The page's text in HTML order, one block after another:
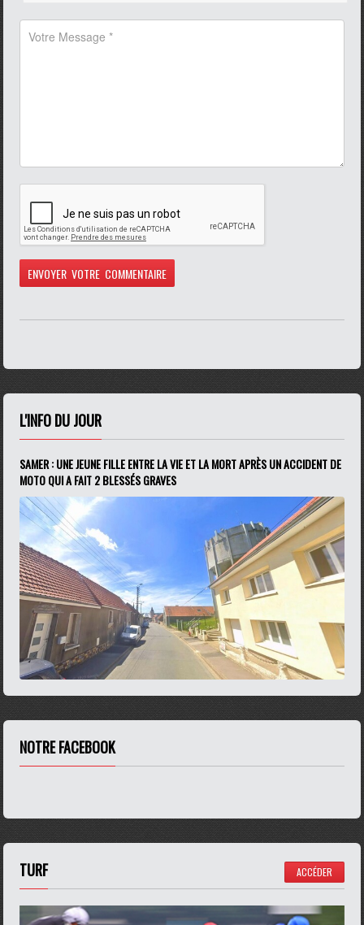
L'INFO DU JOUR
SAMER : UNE JEUNE FILLE ENTRE LA VIE ET LA MORT APRÈS UN ACCIDENT DE
MOTO QUI A FAIT 2 BLESSÉS GRAVES
NOTRE FACEBOOK
TURF ACCÉDER